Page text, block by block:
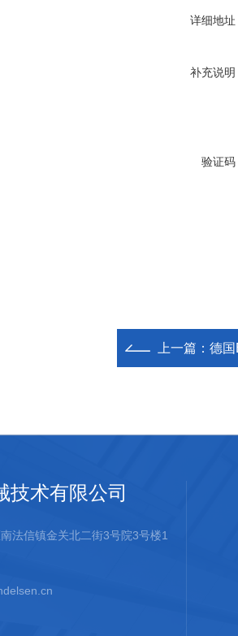
详细地址
补充说明
验证码
上一篇： 德
技术有限公司
法信镇金关北二街3号院3号楼1